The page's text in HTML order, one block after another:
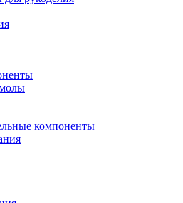
компоненты